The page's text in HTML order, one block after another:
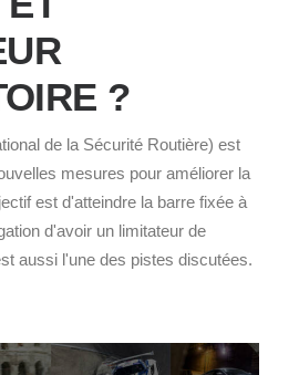
?
de la Sécurité Routière) est
mesures pour améliorer la
est d'atteindre la barre fixée à
d'avoir un limitateur de
aussi l'une des pistes discutées.